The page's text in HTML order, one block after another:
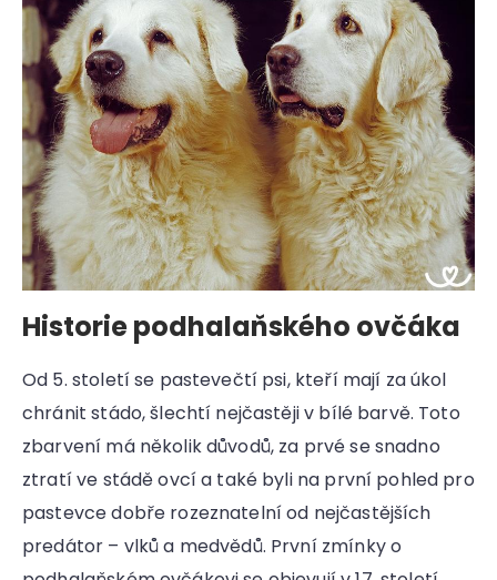
Historie podhalaňského ovčáka
Od 5. století se pastevečtí psi, kteří mají za úkol
chránit stádo, šlechtí nejčastěji v bílé barvě. Toto
zbarvení má několik důvodů, za prvé se snadno
ztratí ve stádě ovcí a také byli na první pohled pro
pastevce dobře rozeznatelní od nejčastějších
predátor – vlků a medvědů. První zmínky o